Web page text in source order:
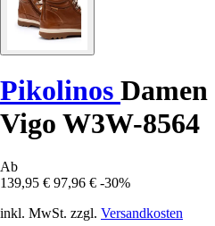
Pikolinos
Vigo W3W-8564
Ab
139,95 € 97,96 € -30%
inkl. MwSt. zzgl. Versandkosten